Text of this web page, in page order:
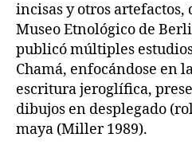
incisas y otros
Museo Etnológico de
publicó múltiples
Chamá, enfocándose en
escritura jeroglífica,
dibujos en desplegado
maya (Miller 1989).